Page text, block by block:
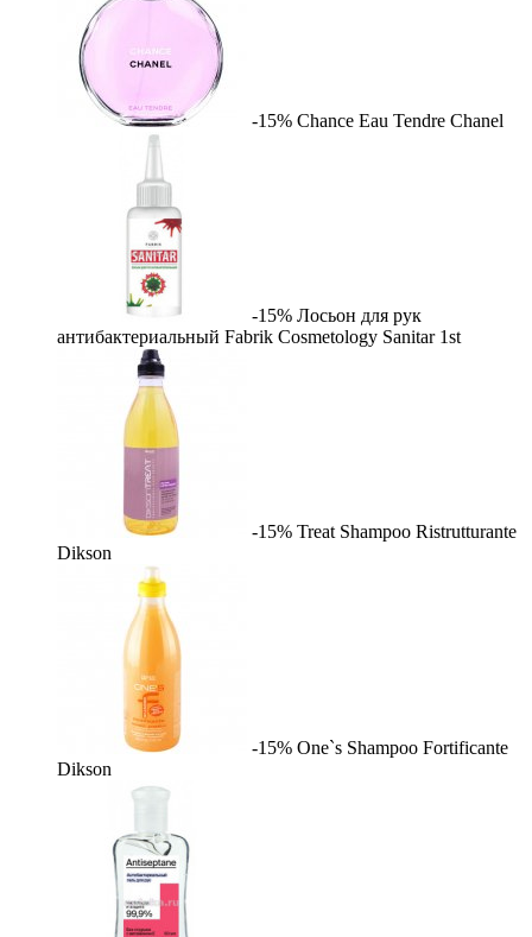
-15% Chance Eau Tendre Chanel
-15% Лосьон для рук
антибактериальный Fabrik Cosmetology Sanitar 1st
-15% Treat Shampoo Ristrutturante
Dikson
-15% One`s Shampoo Fortificante
Dikson